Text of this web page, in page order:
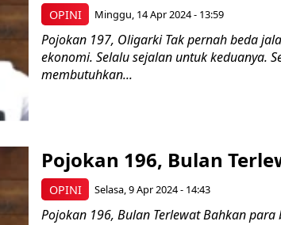
OPINI Minggu, 14 Apr 2024 - 13:59
Pojokan 197, Oligarki Tak pernah beda
ekonomi. Selalu sejalan untuk keduanya.
membutuhkan...
OPINI
Pojokan 196, Bulan
Selasa, 9 Apr 2024 - 14:43
Pojokan 196, Bulan Terlewat Bahkan